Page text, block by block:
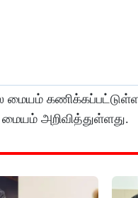
மையம்
அறிவித்துள்ளது.